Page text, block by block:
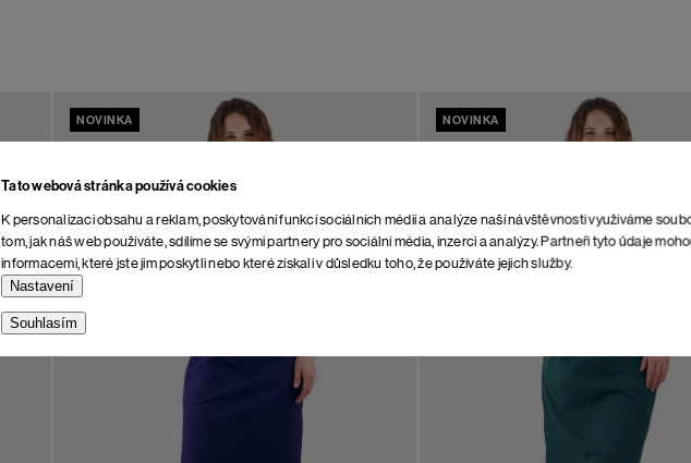
Tato webová stránka používá cookies
K personalizaci obsahu a reklam, poskytování funkcí sociálních médií a analýze naší návštěvnosti využíváme
tom, jak náš web používáte, sdílíme se svými partnery pro sociální média, inzerci a analýzy. Partneři tyto údaje
informacemi, které jste jim poskytli nebo které získali v důsledku toho, že používáte jejich služby.
Nastavení
Souhlasím
NOVINKA NOVINKA